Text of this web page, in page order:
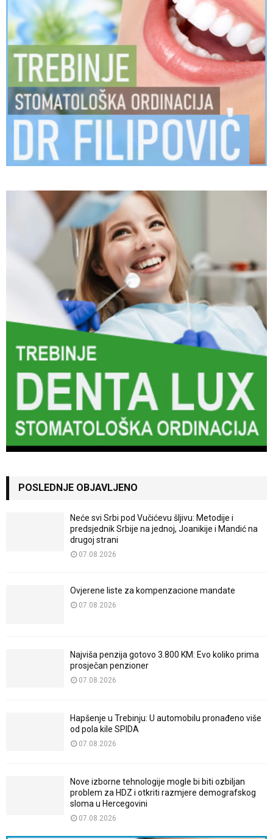
POSLEDNJE OBJAVLJENO
Neće svi Srbi pod Vučićevu šljivu: Metodije i
predsjednik Srbije na jednoj, Joanikije i Mandić na
drugoj strani
07.08.2026
Ovjerene liste za kompenzacione mandate
07.08.2026
Najviša penzija gotovo 3.800 KM: Evo koliko prima
prosječan penzioner
07.08.2026
Hapšenje u Trebinju: U automobilu pronađeno više
od pola kile SPIDA
07.08.2026
Nove izborne tehnologije mogle bi biti ozbiljan
problem za HDZ i otkriti razmjere demografskog
sloma u Hercegovini
07.08.2026